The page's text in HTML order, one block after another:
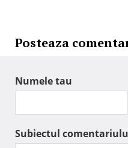
Posteaza
Numele tau
Subiectul